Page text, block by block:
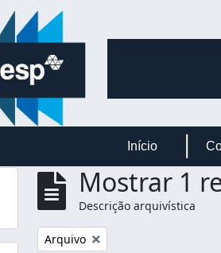
Início
Mostrar 1
Descrição arquivística
Remover filtro:
Arquivo